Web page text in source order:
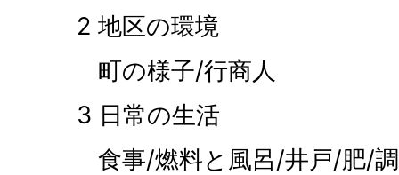
2 地区の環境
町の様子/行商人
3 日常の生活
食事/燃料と風呂/井戸/肥/調